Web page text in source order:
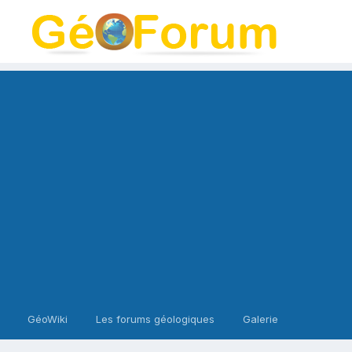
GéoWiki Les forums géologiques Galerie